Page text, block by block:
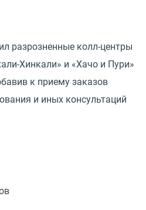
разрозненные колл-центры
Хинкали» и «Хачо и Пури»
к приему заказов
и иных консультаций